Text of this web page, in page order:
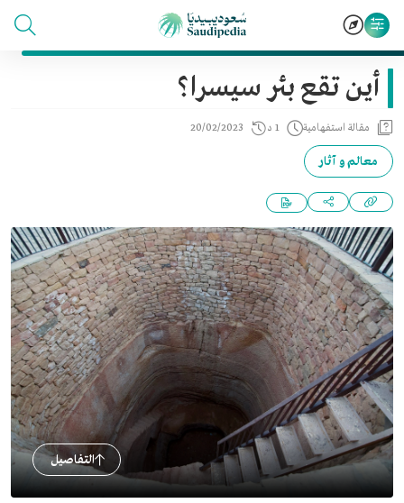
أين تقع بئر سيسرا؟
مقالة استفهامية 1 د 20/02/2023
معالم و آثار
التفاصيل